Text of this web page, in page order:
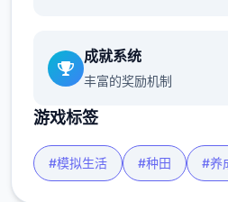
成就系统
丰富的奖励机制
游戏标签
#模拟生活 #种田 #养